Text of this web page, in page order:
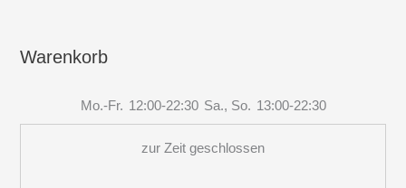
Warenkorb
Mo.-Fr. 12:00-22:30 Sa., So. 13:00-22:30
zur Zeit geschlossen